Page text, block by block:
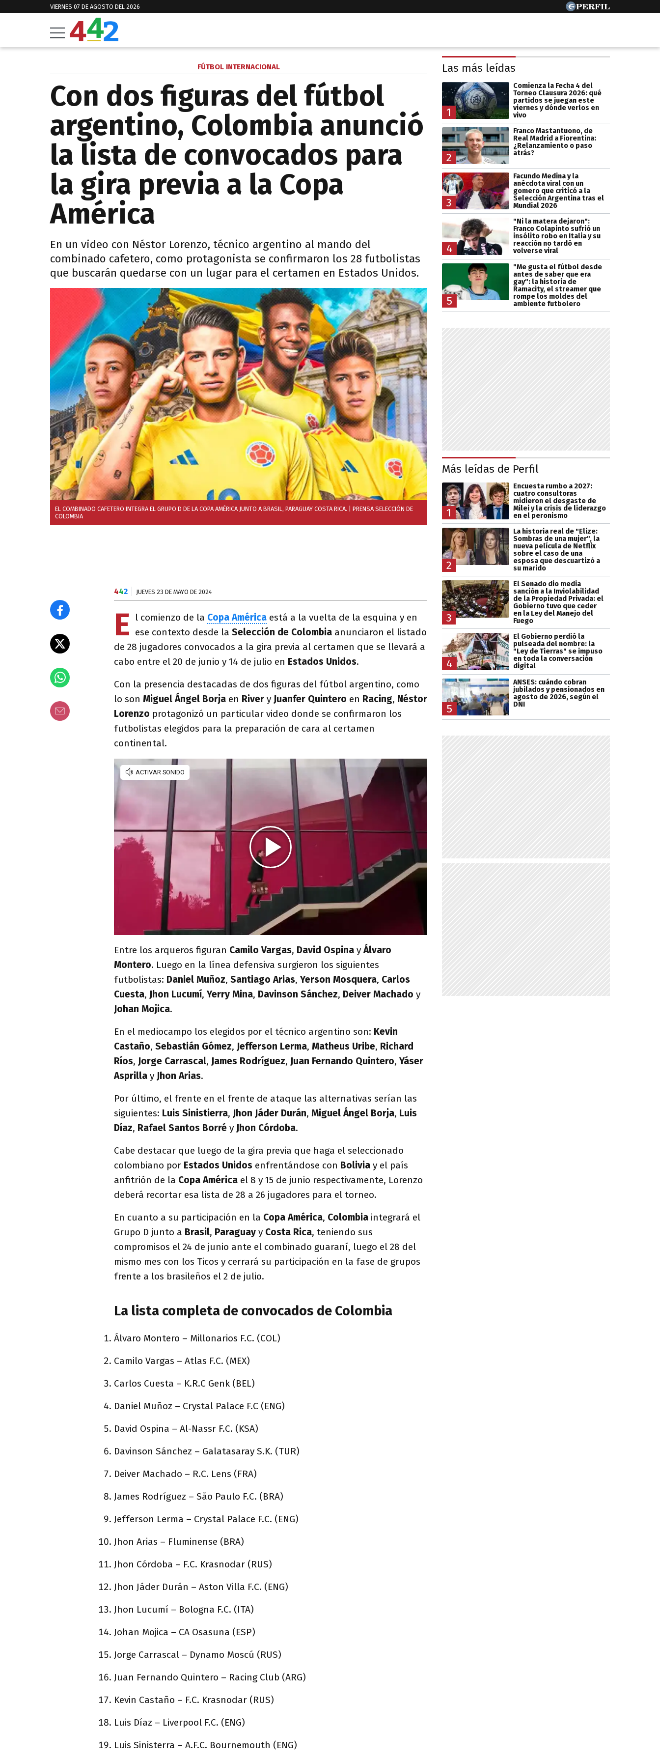
VIERNES 07 DE AGOSTO DEL 2026
FÚTBOL INTERNACIONAL
Con dos figuras del fútbol
argentino, Colombia anunció
la lista de convocados para
la gira previa a la Copa
América
En un video con Néstor Lorenzo, técnico argentino al mando del
combinado cafetero, como protagonista se confirmaron los 28 futbolistas
que buscarán quedarse con un lugar para el certamen en Estados Unidos.
EL COMBINADO CAFETERO INTEGRA EL GRUPO D DE LA COPA AMÉRICA JUNTO A BRASIL, PARAGUAY COSTA RICA.
| PRENSA SELECCIÓN DE
COLOMBIA
442 JUEVES 23 DE MAYO DE 2024
E l comienzo de la Copa América está a la vuelta de la esquina y en
ese contexto desde la Selección de Colombia anunciaron el listado
de 28 jugadores convocados a la gira previa al certamen que se llevará a
cabo entre el 20 de junio y 14 de julio en Estados Unidos.
Con la presencia destacadas de dos figuras del fútbol argentino, como
lo son Miguel Ángel Borja en River y Juanfer Quintero en Racing, Néstor
Lorenzo protagonizó un particular video donde se confirmaron los
futbolistas elegidos para la preparación de cara al certamen
continental.
Entre los arqueros figuran Camilo Vargas, David Ospina yÁlvaro
Montero. Luego en la línea defensiva surgieron los siguientes
futbolistas: Daniel Muñoz, Santiago Arias, Yerson Mosquera, Carlos
Cuesta, Jhon Lucumí, Yerry Mina, Davinson Sánchez, Deiver Machado y
Johan Mojica.
En el mediocampo los elegidos por el técnico argentino son: Kevin
Castaño, Sebastián Gómez, Jefferson Lerma, Matheus Uribe, Richard
Ríos, Jorge Carrascal, James Rodríguez, Juan Fernando Quintero, Yáser
Asprilla y Jhon Arias.
Por último, el frente en el frente de ataque las alternativas serían las
siguientes: Luis Sinistierra, Jhon Jáder Durán, Miguel Ángel Borja, Luis
Díaz, Rafael Santos Borré y Jhon Córdoba.
Cabe destacar que luego de la gira previa que haga el seleccionado
colombiano por Estados Unidos enfrentándose con Bolivia y el país
anfitrión de la Copa América el 8 y 15 de junio respectivamente, Lorenzo
deberá recortar esa lista de 28 a 26 jugadores para el torneo.
En cuanto a su participación en la Copa América, Colombia integrará el
Grupo D junto a Brasil, Paraguay y Costa Rica, teniendo sus
compromisos el 24 de junio ante el combinado guaraní, luego el 28 del
mismo mes con los Ticos y cerrará su participación en la fase de grupos
frente a los brasileños el 2 de julio.
La lista completa de convocados de Colombia
Álvaro Montero – Millonarios F.C. (COL)
Camilo Vargas – Atlas F.C. (MEX)
Carlos Cuesta – K.R.C Genk (BEL)
Daniel Muñoz – Crystal Palace F.C (ENG)
David Ospina – Al-Nassr F.C. (KSA)
Davinson Sánchez – Galatasaray S.K. (TUR)
Deiver Machado – R.C. Lens (FRA)
James Rodríguez – São Paulo F.C. (BRA)
Jefferson Lerma – Crystal Palace F.C. (ENG)
Jhon Arias – Fluminense (BRA)
Jhon Córdoba – F.C. Krasnodar (RUS)
Jhon Jáder Durán – Aston Villa F.C. (ENG)
Jhon Lucumí – Bologna F.C. (ITA)
Johan Mojica – CA Osasuna (ESP)
Jorge Carrascal – Dynamo Moscú (RUS)
Juan Fernando Quintero – Racing Club (ARG)
Kevin Castaño – F.C. Krasnodar (RUS)
Luis Díaz – Liverpool F.C. (ENG)
Luis Sinisterra – A.F.C. Bournemouth (ENG)
Las más leídas
1
Comienza la Fecha 4 del
Torneo Clausura 2026: qué
partidos se juegan este
viernes y dónde verlos en
vivo
2
Franco Mastantuono, de
Real Madrid a Fiorentina:
¿Relanzamiento o paso
atrás?
3
Facundo Medina y la
anécdota viral con un
gomero que criticó a la
Selección Argentina tras el
Mundial 2026
4
"Ni la matera dejaron":
Franco Colapinto sufrió un
insólito robo en Italia y su
reacción no tardó en
volverse viral
5
"Me gusta el fútbol desde
antes de saber que era
gay": la historia de
Ramacity, el streamer que
rompe los moldes del
ambiente futbolero
Más leídas de Perfil
1
Encuesta rumbo a 2027:
cuatro consultoras
midieron el desgaste de
Milei y la crisis de liderazgo
en el peronismo
2
La historia real de "Elize:
Sombras de una mujer", la
nueva película de Netflix
sobre el caso de una
esposa que descuartizó a
su marido
3
El Senado dio media
sanción a la Inviolabilidad
de la Propiedad Privada: el
Gobierno tuvo que ceder
en la Ley del Manejo del
Fuego
4
El Gobierno perdió la
pulseada del nombre: la
"Ley de Tierras" se impuso
en toda la conversación
digital
5
ANSES: cuándo cobran
jubilados y pensionados en
agosto de 2026, según el
DNI